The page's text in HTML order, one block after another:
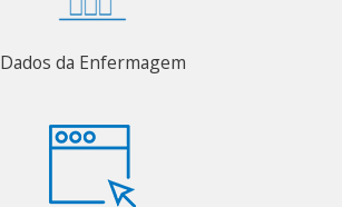
Dados da Enfermagem